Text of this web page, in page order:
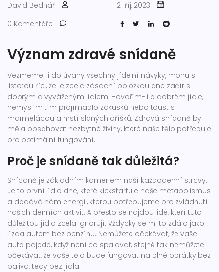
David Bednář
21 říj, 2023
0 Komentáře
Význam zdravé snídaně
Vezmeme-li do úvahy všechny jídelní návyky, mohu s
jistotou říci, že je zcela zásadní položkou dne začít s
dobrým a vyváženým jídlem. Hovořím-li o dobrém jídle,
nemyslím tím projímadlo zákusků nebo toust s
marmeládou a hrstí slaných oříšků. Zdravá snídaně by
měla obsahovat nezbytné živiny, které naše tělo potřebuje
pro optimální fungování.
Proč je snídaně tak důležitá?
Snídaně je základním kamenem naší každodenní stravy.
Je to první jídlo dne, které kickstartuje naše metabolismus
a dodává nám energii, kterou potřebujeme pro zvládnutí
našich denních aktivit. A přesto se najdou lidé, kteří tuto
důležitou jídlo zcela ignorují. Vždycky se mi to zdálo jako
jízda autem bez benzínu. Nemůžete očekávat, že vaše
auto pojede, když není co spalovat, stejně tak nemůžete
očekávat, že vaše tělo bude fungovat na plné obrátky bez
paliva, tedy bez jídla.